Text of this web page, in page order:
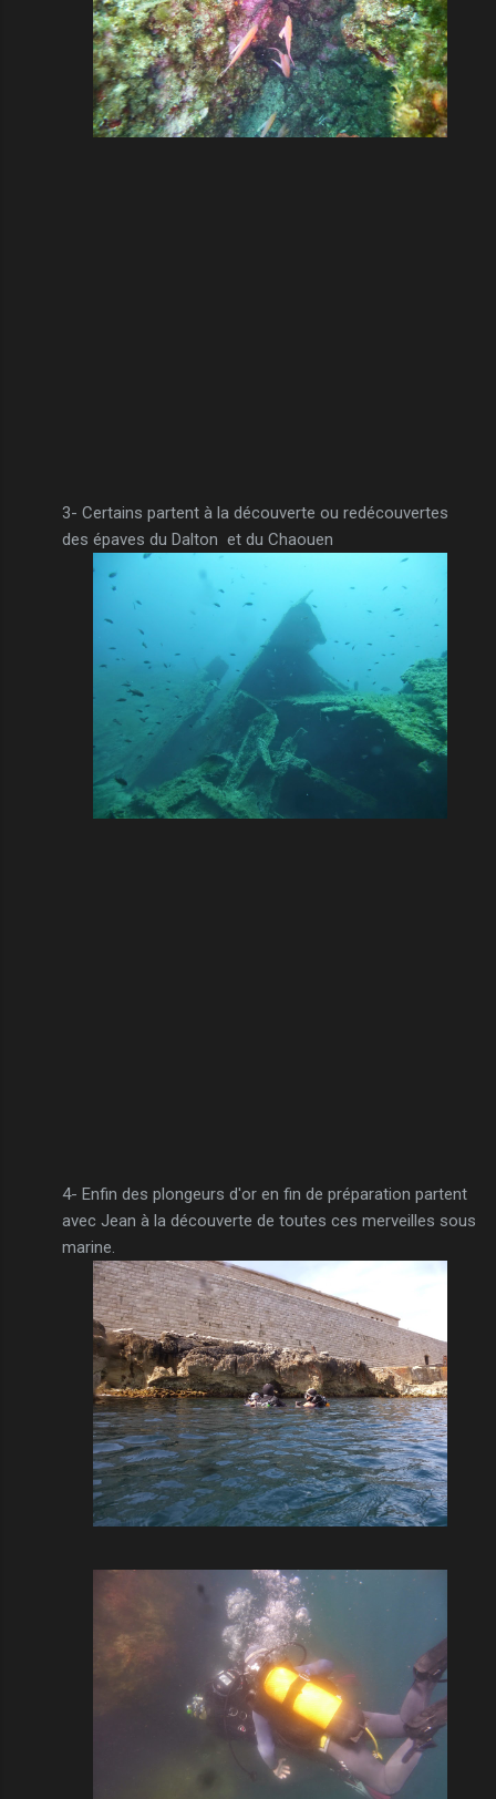
3- Certains partent à la découverte ou redécouvertes
des épaves du Dalton et du Chaouen
4- Enfin des plongeurs d'or en fin de préparation partent
avec Jean à la découverte de toutes ces merveilles sous
marine.